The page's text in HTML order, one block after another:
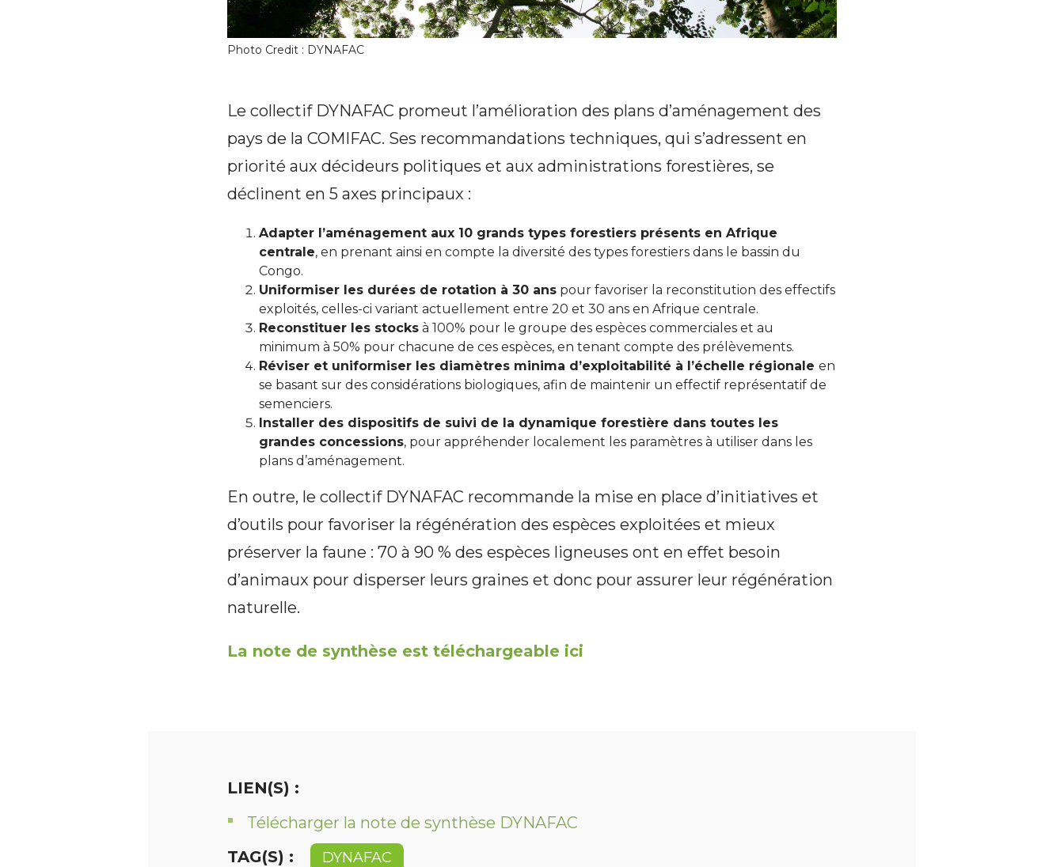
Photo Credit : DYNAFAC
Le collectif DYNAFAC promeut l’amélioration des plans d’aménagement des
pays de la COMIFAC. Ses recommandations techniques, qui s’adressent en
priorité aux décideurs politiques et aux administrations forestières, se
déclinent en 5 axes principaux :
Adapter l’aménagement aux 10 grands types forestiers présents en Afrique
centrale, en prenant ainsi en compte la diversité des types forestiers dans le bassin du
Congo.
Uniformiser les durées de rotation à 30 ans pour favoriser la reconstitution des effectifs
exploités, celles-ci variant actuellement entre 20 et 30 ans en Afrique centrale.
Reconstituer les stocks à 100% pour le groupe des espèces commerciales et au
minimum à 50% pour chacune de ces espèces, en tenant compte des prélèvements.
Réviser et uniformiser les diamètres minima d’exploitabilité à l’échelle régionale en
se basant sur des considérations biologiques, afin de maintenir un effectif représentatif de
semenciers.
Installer des dispositifs de suivi de la dynamique forestière dans toutes les
grandes concessions, pour appréhender localement les paramètres à utiliser dans les
plans d’aménagement.
En outre, le collectif DYNAFAC recommande la mise en place d’initiatives et
d’outils pour favoriser la régénération des espèces exploitées et mieux
préserver la faune : 70 à 90 % des espèces ligneuses ont en effet besoin
d’animaux pour disperser leurs graines et donc pour assurer leur régénération
naturelle.
La note de synthèse est téléchargeable ici
LIEN(S) :
Télécharger la note de synthèse DYNAFAC
TAG(S) :
DYNAFAC